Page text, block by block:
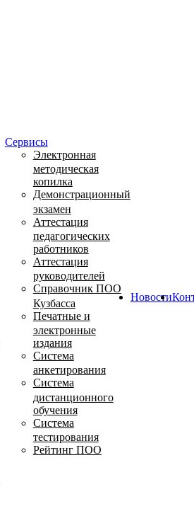
Сервисы
Электронная
методическая
копилка
Демонстрационный
экзамен
Аттестация
педагогических
работников
Аттестация
руководителей
Справочник ПОО
Кузбасса
Печатные и
электронные
издания
Система
анкетирования
Система
дистанционного
обучения
Система
тестирования
Рейтинг ПОО
Новости